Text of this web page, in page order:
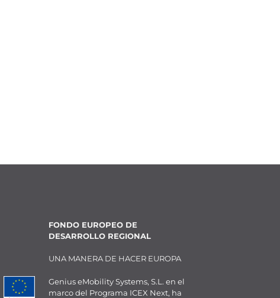
FONDO EUROPEO DE
DESARROLLO REGIONAL
UNA MANERA DE HACER EUROPA
Genius eMobility Systems, S.L. en el
marco del Programa ICEX Next, ha